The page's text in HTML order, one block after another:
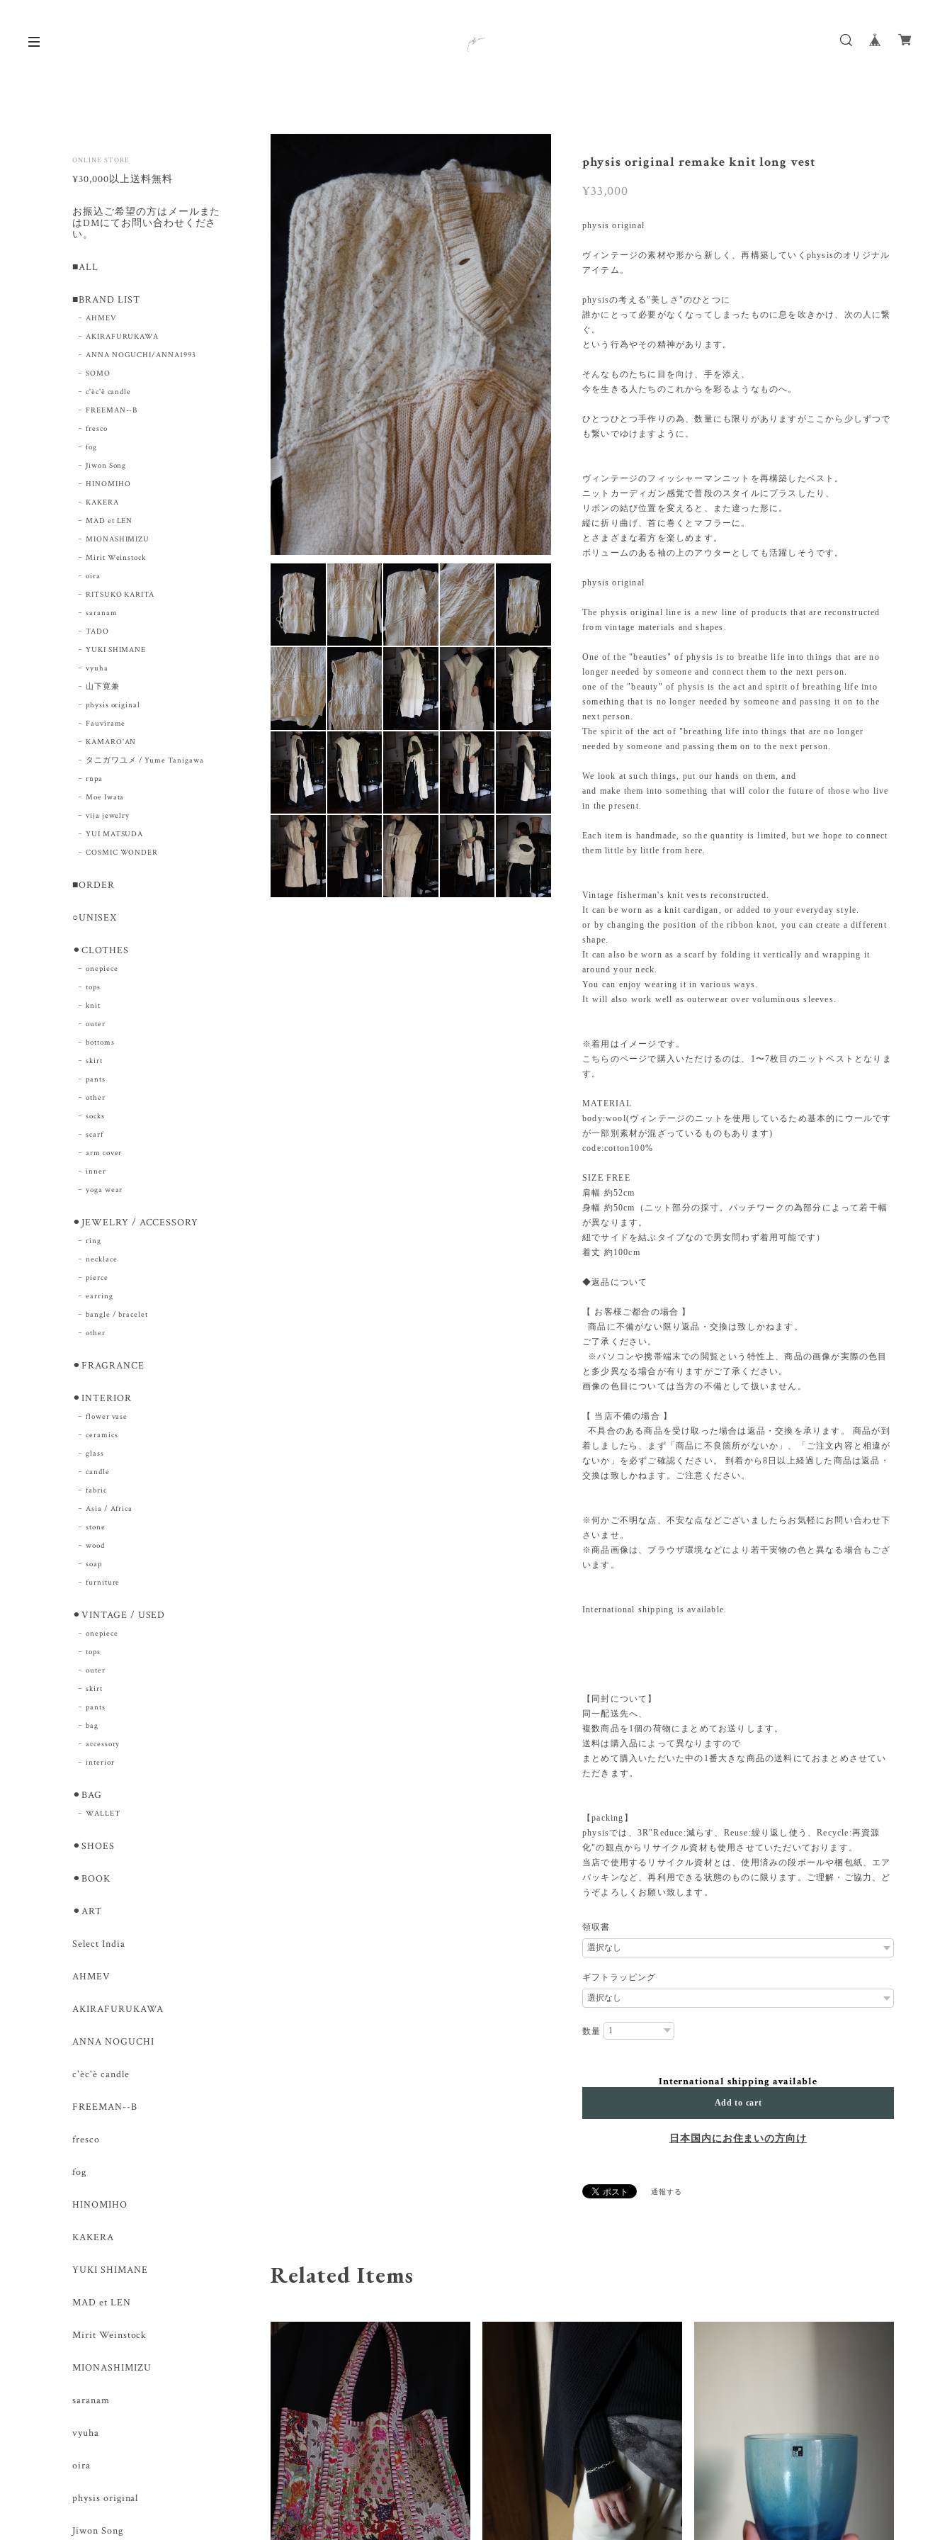
physis original remake knit long vest
¥33,000
physis original
ヴィンテージの素材や形から新しく、再構築していくphysisのオリジナル
アイテム。
physisの考える"美しさ"のひとつに
誰かにとって必要がなくなってしまったものに息を吹きかけ、次の人に繋
ぐ。
という行為やその精神があります。
そんなものたちに目を向け、手を添え、
今を生きる人たちのこれからを彩るようなものへ。
ひとつひとつ手作りの為、数量にも限りがありますがここから少しずつで
も繋いでゆけますように。
ヴィンテージのフィッシャーマンニットを再構築したベスト。
ニットカーディガン感覚で普段のスタイルにプラスしたり、
リボンの結び位置を変えると、また違った形に。
縦に折り曲げ、首に巻くとマフラーに。
とさまざまな着方を楽しめます。
ボリュームのある袖の上のアウターとしても活躍しそうです。
physis original
The physis original line is a new line of products that are reconstructed
from vintage materials and shapes.
One of the "beauties" of physis is to breathe life into things that are no
longer needed by someone and connect them to the next person.
one of the "beauty" of physis is the act and spirit of breathing life into
something that is no longer needed by someone and passing it on to the
next person.
The spirit of the act of "breathing life into things that are no longer
needed by someone and passing them on to the next person.
We look at such things, put our hands on them, and
and make them into something that will color the future of those who live
in the present.
Each item is handmade, so the quantity is limited, but we hope to connect
them little by little from here.
Vintage fisherman's knit vests reconstructed.
It can be worn as a knit cardigan, or added to your everyday style.
or by changing the position of the ribbon knot, you can create a different
shape.
It can also be worn as a scarf by folding it vertically and wrapping it
around your neck.
You can enjoy wearing it in various ways.
It will also work well as outerwear over voluminous sleeves.
※着用はイメージです。
こちらのページで購入いただけるのは、1〜7枚目のニットベストとなりま
す。
MATERIAL
body:wool(ヴィンテージのニットを使用しているため基本的にウールです
が一部別素材が混ざっているものもあります)
code:cotton100%
SIZE FREE
肩幅 約52cm
身幅 約50cm（ニット部分の採寸。パッチワークの為部分によって若干幅
が異なります。
紐でサイドを結ぶタイプなので男女問わず着用可能です）
着丈 約100cm
◆返品について
【 お客様ご都合の場合 】
商品に不備がない限り返品・交換は致しかねます。
ご了承ください。
※パソコンや携帯端末での閲覧という特性上、商品の画像が実際の色目
と多少異なる場合が有りますがご了承ください。
画像の色目については当方の不備として扱いません。
【 当店不備の場合 】
不具合のある商品を受け取った場合は返品・交換を承ります。 商品が到
着しましたら、まず「商品に不良箇所がないか」、「ご注文内容と相違が
ないか」を必ずご確認ください。 到着から8日以上経過した商品は返品・
交換は致しかねます。ご注意ください。
※何かご不明な点、不安な点などございましたらお気軽にお問い合わせ下
さいませ。
※商品画像は、ブラウザ環境などにより若干実物の色と異なる場合もござ
います。
International shipping is available.
【同封について】
同一配送先へ、
複数商品を1個の荷物にまとめてお送りします。
送料は購入品によって異なりますので
まとめて購入いただいた中の1番大きな商品の送料にておまとめさせてい
ただきます。
【packing】
physisでは、3R"Reduce:減らす、Reuse:繰り返し使う、Recycle:再資源
化"の観点からリサイクル資材も使用させていただいております。
当店で使用するリサイクル資材とは、使用済みの段ボールや梱包紙、エア
パッキンなど、再利用できる状態のものに限ります。ご理解・ご協力、ど
うぞよろしくお願い致します。
領収書
ギフトラッピング
数量
International shipping available
Add to cart
日本国内にお住まいの方向け
通報する
Related Items
ONLINE STORE
¥30,000以上送料無料
お振込ご希望の方はメールまた
はDMにてお問い合わせくださ
い。
■ALL
■BRAND LIST
AHMEV
AKIRAFURUKAWA
ANNA NOGUCHI/ANNA1993
SOMO
c'èc'è candle
FREEMAN--B
fresco
fog
Jiwon Song
HINOMIHO
KAKERA
MAD et LEN
MIONASHIMIZU
Mirit Weinstock
oira
RITSUKO KARITA
saranam
TADO
YUKI SHIMANE
vyuha
山下寛兼
physis original
Fauvirame
KAMARO'AN
タニガワユメ / Yume Tanigawa
rūpa
Moe Iwata
vija jewelry
YUI MATSUDA
COSMIC WONDER
■ORDER
○UNISEX
⚫︎CLOTHES
onepiece
tops
knit
outer
bottoms
skirt
pants
other
socks
scarf
arm cover
inner
yoga wear
⚫︎JEWELRY / ACCESSORY
ring
necklace
pierce
earring
bangle / bracelet
other
⚫︎FRAGRANCE
⚫︎INTERIOR
flower vase
ceramics
glass
candle
fabric
Asia / Africa
stone
wood
soap
furniture
⚫︎VINTAGE / USED
onepiece
tops
outer
skirt
pants
bag
accessory
interior
⚫︎BAG
WALLET
⚫︎SHOES
⚫︎BOOK
⚫︎ART
Select India
AHMEV
AKIRAFURUKAWA
ANNA NOGUCHI
c'èc'è candle
FREEMAN--B
fresco
fog
HINOMIHO
KAKERA
YUKI SHIMANE
MAD et LEN
Mirit Weinstock
MIONASHIMIZU
saranam
vyuha
oira
physis original
Jiwon Song